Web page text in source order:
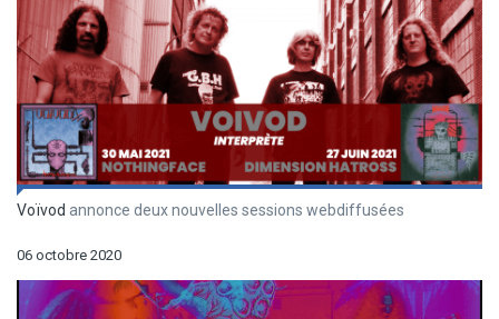
Voïvod annonce deux nouvelles sessions webdiffusées
06 octobre 2020